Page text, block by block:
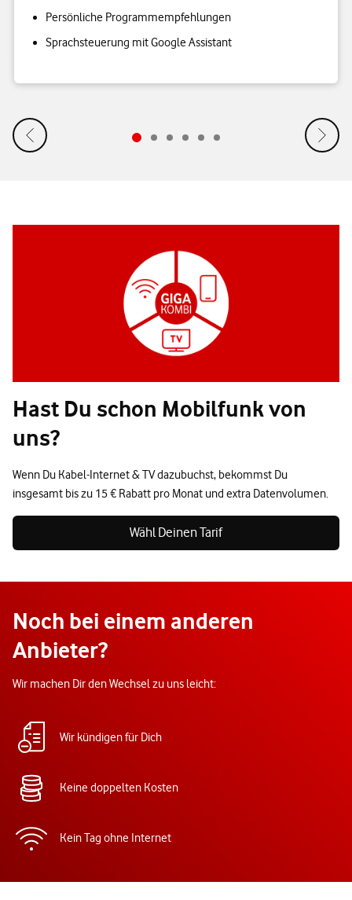
Persönliche Programmempfehlungen
Sprachsteuerung mit Google Assistant
Hast Du schon Mobilfunk von
uns?
Wenn Du Kabel-Internet & TV dazubuchst, bekommst Du
insgesamt bis zu 15 € Rabatt pro Monat und extra Datenvolumen.
Wähl Deinen Tarif
Noch bei einem anderen
Anbieter?
Wir machen Dir den Wechsel zu uns leicht:
Wir kündigen für Dich
Keine doppelten Kosten
Kein Tag ohne Internet